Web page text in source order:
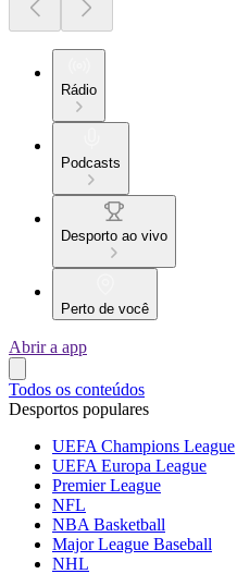
Rádio
Podcasts
Desporto ao vivo
Perto de você
Abrir a app
Todos os conteúdos
Desportos populares
UEFA Champions League
UEFA Europa League
Premier League
NFL
NBA Basketball
Major League Baseball
NHL